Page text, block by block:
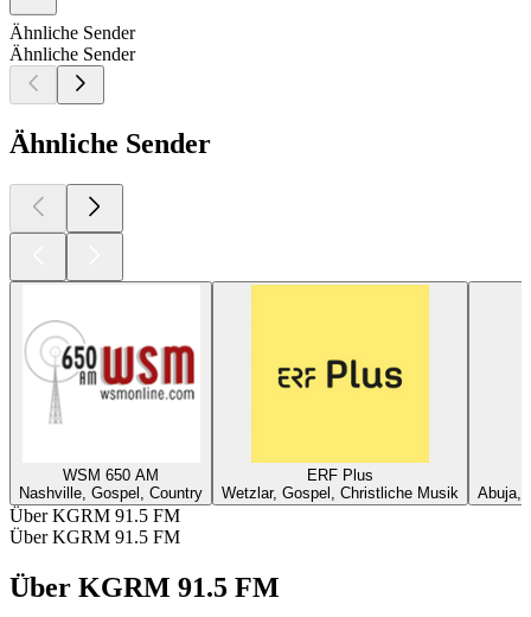
Ähnliche Sender
Ähnliche Sender
Ähnliche Sender
WSM 650 AM
Nashville, Gospel, Country
ERF Plus
Wetzlar, Gospel, Christliche Musik
Abuja,
Über KGRM 91.5 FM
Über KGRM 91.5 FM
Über KGRM 91.5 FM